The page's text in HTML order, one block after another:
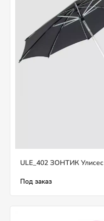
ULE_402 ЗОНТИК Улисес
Под заказ